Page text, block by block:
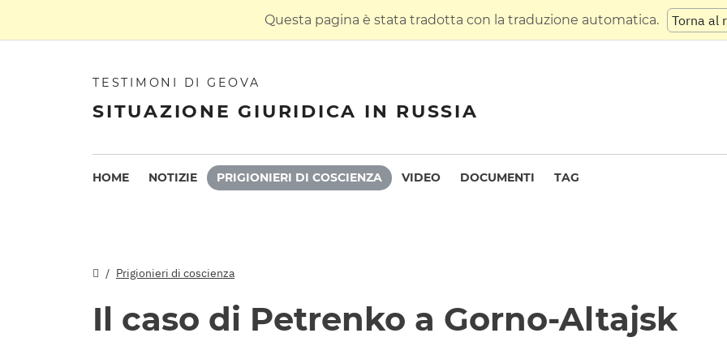
Questa pagina è stata tradotta con la traduzione automatica. Torna al
TESTIMONI DI GEOVA
SITUAZIONE GIURIDICA IN RUSSIA
HOME NOTIZIE PRIGIONIERI DI COSCIENZA VIDEO DOCUMENTI TAG
Prigionieri di coscienza
Il caso di Petrenko a Gorno-Altajsk